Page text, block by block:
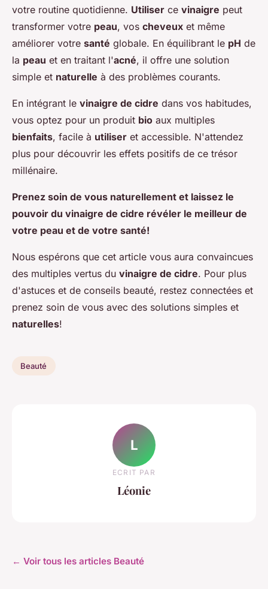
votre routine quotidienne. Utiliser ce vinaigre peut
transformer votre peau, vos cheveux et même
améliorer votre santé globale. En équilibrant le pH de
la peau et en traitant l'acné, il offre une solution
simple et naturelle à des problèmes courants.
En intégrant le vinaigre de cidre dans vos habitudes,
vous optez pour un produit bio aux multiples
bienfaits, facile à utiliser et accessible. N'attendez
plus pour découvrir les effets positifs de ce trésor
millénaire.
Prenez soin de vous naturellement et laissez le
pouvoir du vinaigre de cidre révéler le meilleur de
votre peau et de votre santé!
Nous espérons que cet article vous aura convaincues
des multiples vertus du vinaigre de cidre. Pour plus
d'astuces et de conseils beauté, restez connectées et
prenez soin de vous avec des solutions simples et
naturelles!
Beauté
L
ECRIT PAR
Léonie
← Voir tous les articles Beauté